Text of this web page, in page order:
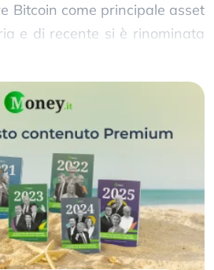
Bitcoin come principale asset
e di recente si è rinominata